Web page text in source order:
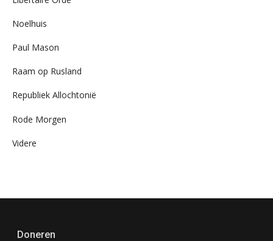
Noelhuis
Paul Mason
Raam op Rusland
Republiek Allochtonië
Rode Morgen
Videre
Doneren